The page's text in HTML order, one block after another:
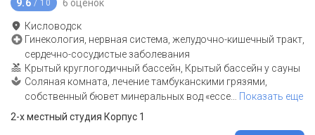
9.6 / 10 6 оценок
Кисловодск
Гинекология, нервная система, желудочно-кишечный тракт,
сердечно-сосудистые заболевания
Крытый круглогодичный бассейн, Крытый бассейн у сауны
Соляная комната, лечение тамбуканскими грязями,
собственный бювет минеральных вод «ессе… Показать еще
2-x местный студия Корпус 1